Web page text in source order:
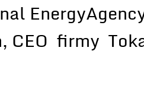
CEO firmy